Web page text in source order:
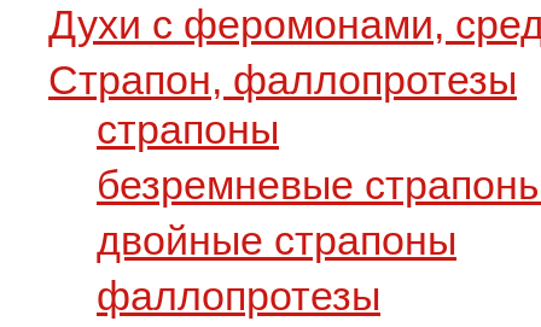
Духи с феромонами,
Страпон, фаллопротезы
страпоны
безремневые
двойные страпоны
фаллопротезы